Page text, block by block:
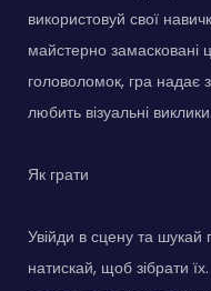
використовуй свої
майстерно замасковані
головоломок, гра надає
любить візуальні виклики.
Як грати
Увійди в сцену та
натискай, щоб зібрати